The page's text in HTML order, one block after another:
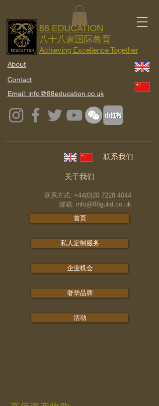
88 EDUCATION
八十八家国际教育
Achieving Excellence Together
About
Email: info@88education.co.uk
Contact
联系我们
关于我们
联系方式: +44(0)20 7228 4044
邮箱: info@88guild.co.uk
首页
私人定制服务
企业机会
奢华品牌
活动